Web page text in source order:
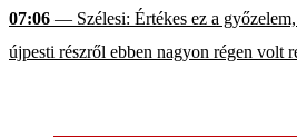
07:06 — Szélesi: Értékes ez a
újpesti részről ebben nagyon régen volt